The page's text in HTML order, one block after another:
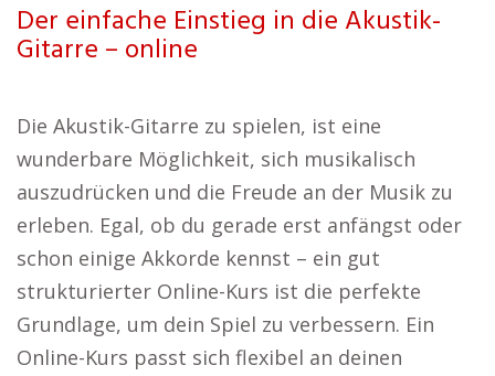
Der einfache Einstieg in die Akustik-
Gitarre – online
Die Akustik-Gitarre zu spielen, ist eine
wunderbare Möglichkeit, sich musikalisch
auszudrücken und die Freude an der Musik zu
erleben. Egal, ob du gerade erst anfängst oder
schon einige Akkorde kennst – ein gut
strukturierter Online-Kurs ist die perfekte
Grundlage, um dein Spiel zu verbessern. Ein
Online-Kurs passt sich flexibel an deinen